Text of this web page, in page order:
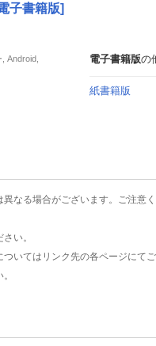
子書籍版]
Android,
電子書籍版の
紙書籍版
なる場合がございます。ご注意く
い。
いてはリンク先の各ページにてご